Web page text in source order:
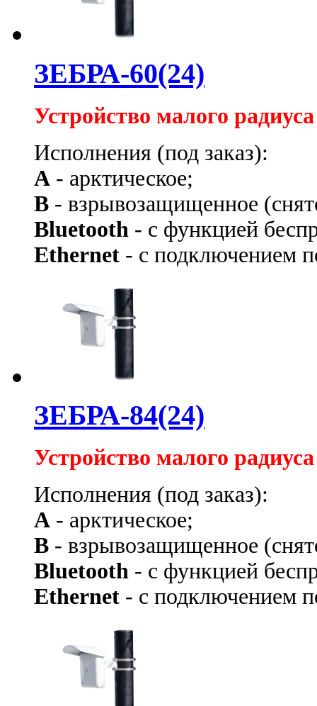
ЗЕБРА-60(24)
Устройство малого
Исполнения (под заказ):
А - арктическое;
В - взрывозащищенное
Bluetooth - с функцией
Ethernet - с подключением
ЗЕБРА-84(24)
Устройство малого
Исполнения (под заказ):
А - арктическое;
В - взрывозащищенное
Bluetooth - с функцией
Ethernet - с подключением